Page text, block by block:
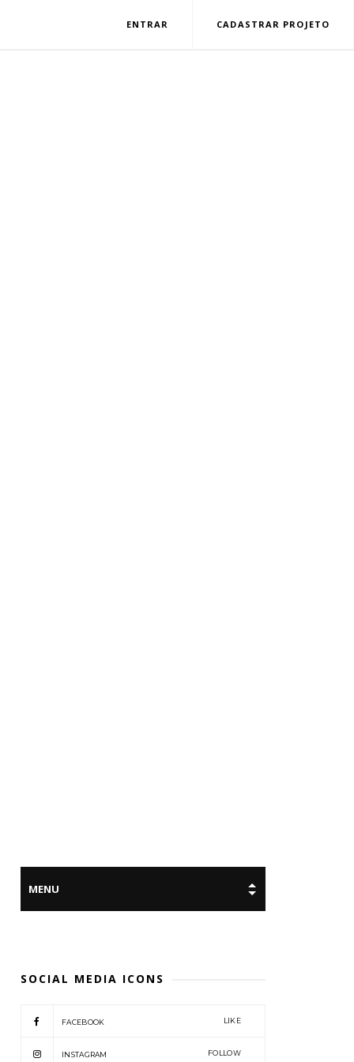
ENTRAR CADASTRAR PROJETO
SOCIAL MEDIA ICONS
FACEBOOK LIKE
INSTAGRAM FOLLOW